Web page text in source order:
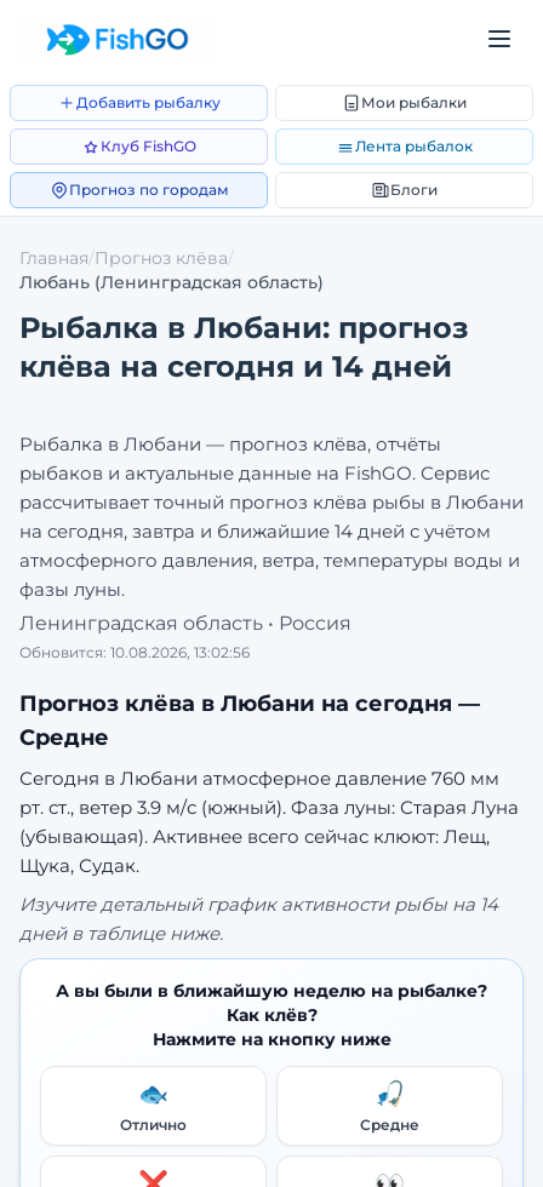
Добавить рыбалку Мои рыбалки
Клуб FishGO Лента рыбалок
Прогноз по городам Блоги
Главная/Прогноз клёва/
Любань (Ленинградская область)
Рыбалка в Любани: прогноз
клёва на сегодня и 14 дней
Рыбалка в Любани — прогноз клёва, отчёты
рыбаков и актуальные данные на FishGO. Сервис
рассчитывает точный прогноз клёва рыбы в Любани
на сегодня, завтра и ближайшие 14 дней с учётом
атмосферного давления, ветра, температуры воды и
фазы луны.
Ленинградская область • Россия
Обновится: 10.08.2026, 13:02:56
Прогноз клёва в Любани на сегодня —
Средне
Сегодня в Любани атмосферное давление 760 мм
рт. ст., ветер 3.9 м/с (южный). Фаза луны: Старая Луна
(убывающая). Активнее всего сейчас клюют: Лещ,
Щука, Судак.
Изучите детальный график активности рыбы на 14
дней в таблице ниже.
А вы были в ближайшую неделю на рыбалке?
Как клёв?
Нажмите на кнопку ниже
🐟
Отлично
🎣
Средне